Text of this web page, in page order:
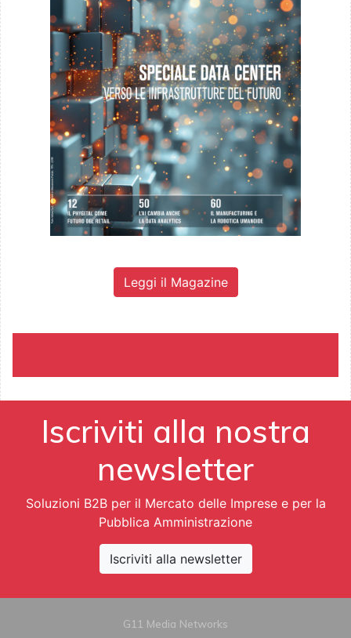
Leggi il Magazine
Iscriviti alla nostra
newsletter
Soluzioni B2B per il Mercato delle Imprese e per la
Pubblica Amministrazione
Iscriviti alla newsletter
G11 Media Networks